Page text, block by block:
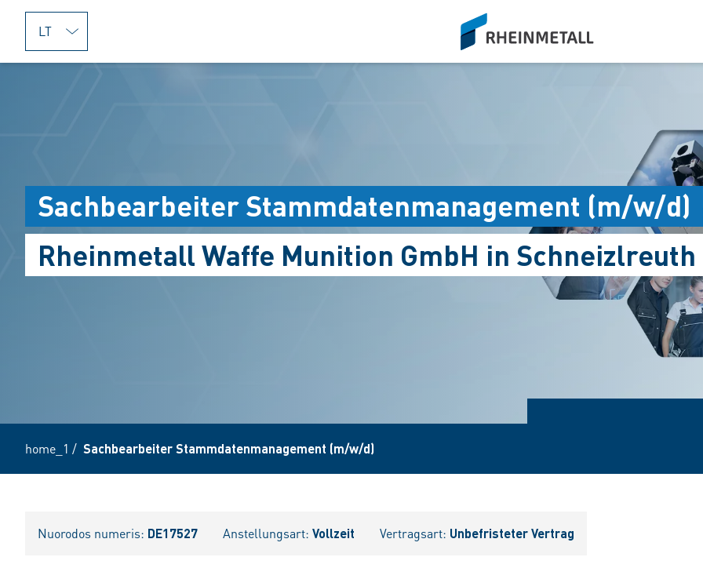
jumpToMain
siteLogo
Sachbearbeiter Stammdatenmanagement (m/w/d)
Rheinmetall Waffe Munition GmbH in Schneizlreuth
home_1 / Sachbearbeiter Stammdatenmanagement (m/w/d)
Nuorodos numeris: DE17527 Anstellungsart: Vollzeit Vertragsart: Unbefristeter Vertrag